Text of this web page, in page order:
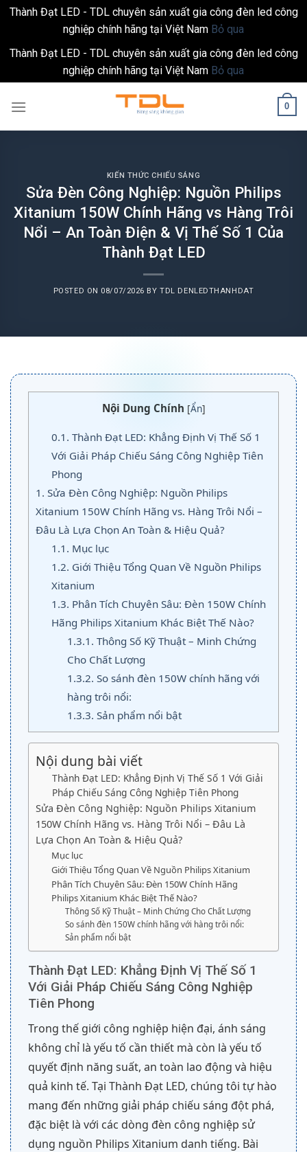
Thành Đạt LED - TDL chuyên sản xuất gia công đèn led công
nghiệp chính hãng tại Việt Nam Bỏ qua
Thành Đạt LED - TDL chuyên sản xuất gia công đèn led công
nghiệp chính hãng tại Việt Nam Bỏ qua
0
KIẾN THỨC CHIẾU SÁNG
Sửa Đèn Công Nghiệp: Nguồn Philips
Xitanium 150W Chính Hãng vs Hàng Trôi
Nổi – An Toàn Điện & Vị Thế Số 1 Của
Thành Đạt LED
POSTED ON 08/07/2026 BYTDL DENLEDTHANHDAT
Nội Dung Chính [Ẩn]
0.1. Thành Đạt LED: Khẳng Định Vị Thế Số 1
Với Giải Pháp Chiếu Sáng Công Nghiệp Tiên
Phong
1. Sửa Đèn Công Nghiệp: Nguồn Philips
Xitanium 150W Chính Hãng vs. Hàng Trôi Nổi –
Đâu Là Lựa Chọn An Toàn & Hiệu Quả?
1.1. Mục lục
1.2. Giới Thiệu Tổng Quan Về Nguồn Philips
Xitanium
1.3. Phân Tích Chuyên Sâu: Đèn 150W Chính
Hãng Philips Xitanium Khác Biệt Thế Nào?
1.3.1. Thông Số Kỹ Thuật – Minh Chứng
Cho Chất Lượng
1.3.2. So sánh đèn 150W chính hãng với
hàng trôi nổi:
1.3.3. Sản phẩm nổi bật
Nội dung bài viết
Thành Đạt LED: Khẳng Định Vị Thế Số 1 Với Giải
Pháp Chiếu Sáng Công Nghiệp Tiên Phong
Sửa Đèn Công Nghiệp: Nguồn Philips Xitanium
150W Chính Hãng vs. Hàng Trôi Nổi – Đâu Là
Lựa Chọn An Toàn & Hiệu Quả?
Mục lục
Giới Thiệu Tổng Quan Về Nguồn Philips Xitanium
Phân Tích Chuyên Sâu: Đèn 150W Chính Hãng
Philips Xitanium Khác Biệt Thế Nào?
Thông Số Kỹ Thuật – Minh Chứng Cho Chất Lượng
So sánh đèn 150W chính hãng với hàng trôi nổi:
Sản phẩm nổi bật
Thành Đạt LED: Khẳng Định Vị Thế Số 1
Với Giải Pháp Chiếu Sáng Công Nghiệp
Tiên Phong
Trong thế giới công nghiệp hiện đại, ánh sáng
không chỉ là yếu tố cần thiết mà còn là yếu tố
quyết định năng suất, an toàn lao động và hiệu
quả kinh tế. Tại Thành Đạt LED, chúng tôi tự hào
mang đến những giải pháp chiếu sáng đột phá,
đặc biệt là với các dòng đèn công nghiệp sử
dụng nguồn Philips Xitanium danh tiếng. Bài